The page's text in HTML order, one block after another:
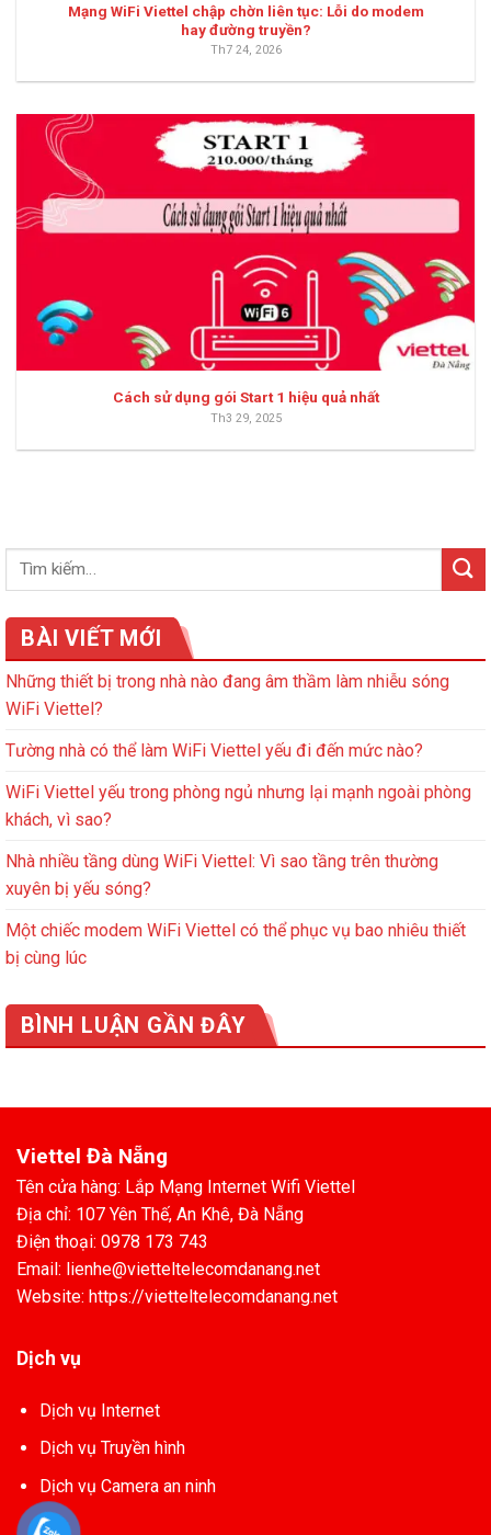
Mạng WiFi Viettel chập chờn liên tục: Lỗi do modem
hay đường truyền?
Th7 24, 2026
Cách sử dụng gói Start 1 hiệu quả nhất
Th3 29, 2025
BÀI VIẾT MỚI
Những thiết bị trong nhà nào đang âm thầm làm nhiễu sóng
WiFi Viettel?
Tường nhà có thể làm WiFi Viettel yếu đi đến mức nào?
WiFi Viettel yếu trong phòng ngủ nhưng lại mạnh ngoài phòng
khách, vì sao?
Nhà nhiều tầng dùng WiFi Viettel: Vì sao tầng trên thường
xuyên bị yếu sóng?
Một chiếc modem WiFi Viettel có thể phục vụ bao nhiêu thiết
bị cùng lúc
BÌNH LUẬN GẦN ĐÂY
Viettel Đà Nẵng
Tên cửa hàng: Lắp Mạng Internet Wifi Viettel
Địa chỉ: 107 Yên Thế, An Khê, Đà Nẵng
Điện thoại: 0978 173 743
Email: lienhe@vietteltelecomdanang.net
Website: https://vietteltelecomdanang.net
Dịch vụ
Dịch vụ Internet
Dịch vụ Truyền hình
Dịch vụ Camera an ninh